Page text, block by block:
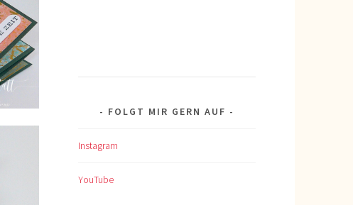
FOLGT MIR GERN AUF
Instagram
YouTube